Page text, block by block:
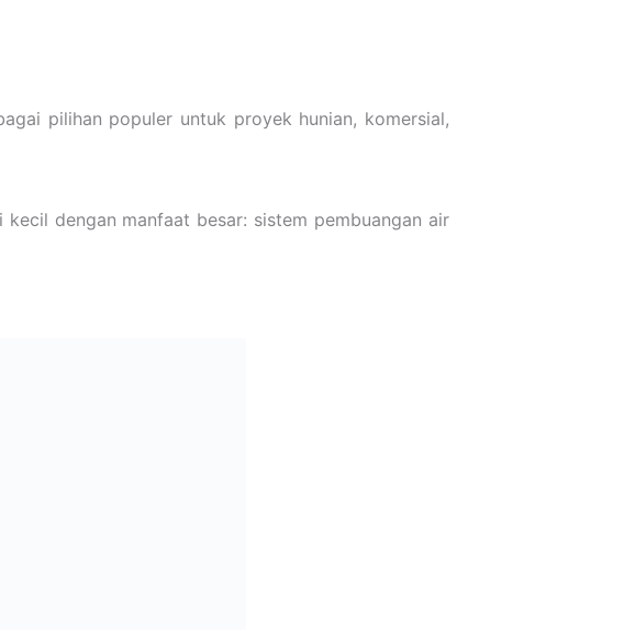
pilihan populer untuk proyek hunian, komersial,
dengan manfaat besar: sistem pembuangan air